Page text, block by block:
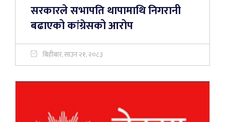
सरकारले सभापति थापामाथि निगरानी
बढाएको कांग्रेसको आरोप
बिहीबार, साउन २१, २०८३